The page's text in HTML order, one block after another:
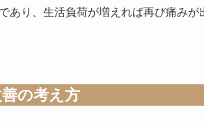
あり、生活負荷が増えれば再び痛みが
の考え方